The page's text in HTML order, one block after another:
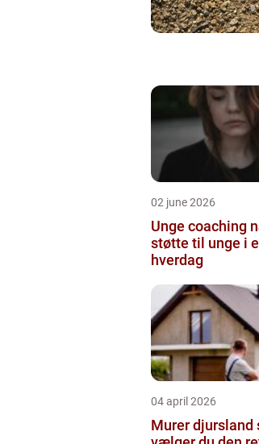
02 june 2026
Unge coaching
støtte til unge i
hverdag
04 april 2026
Murer djursland sådan